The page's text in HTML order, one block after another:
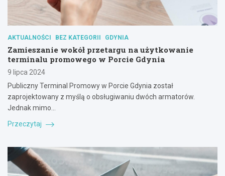
AKTUALNOŚCI BEZ KATEGORII GDYNIA
Zamieszanie wokół przetargu na użytkowanie
terminalu promowego w Porcie Gdynia
9 lipca 2024
Publiczny Terminal Promowy w Porcie Gdynia został
zaprojektowany z myślą o obsługiwaniu dwóch armatorów.
Jednak mimo…
Przeczytaj